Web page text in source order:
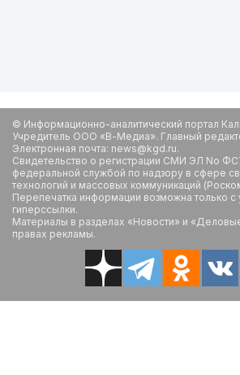
© Информационно-аналитический портал
Учредитель ООО «В-Медиа». Главный
Электронная почта: news@kgd.ru.
Свидетельство о регистрации СМИ ЭЛ No
федеральной службой по надзору в сфере
технологий и массовых коммуникаций
Перепечатка информации возможна только с
гиперссылки.
Материалы в разделах «Новости» и
правах рекламы.